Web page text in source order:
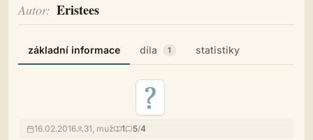
Autor Eristees
základní informace díla 1 statistiky
16.02.2016 31, muž 1 5/4